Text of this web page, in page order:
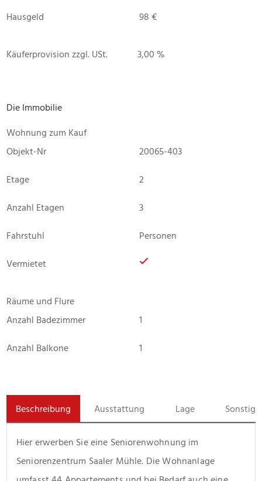
Hausgeld
98 €
Käuferprovision zzgl. USt. 3,00 %
Die Immobilie
Wohnung zum Kauf
Objekt-Nr
20065-403
Etage
2
Anzahl Etagen
3
Fahrstuhl
Personen
Vermietet
Räume und Flure
Anzahl Badezimmer
1
Anzahl Balkone
1
Beschreibung Ausstattung Lage
Hier erwerben Sie eine Seniorenwohnung im
Seniorenzentrum Saaler Mühle. Die Wohnanlage